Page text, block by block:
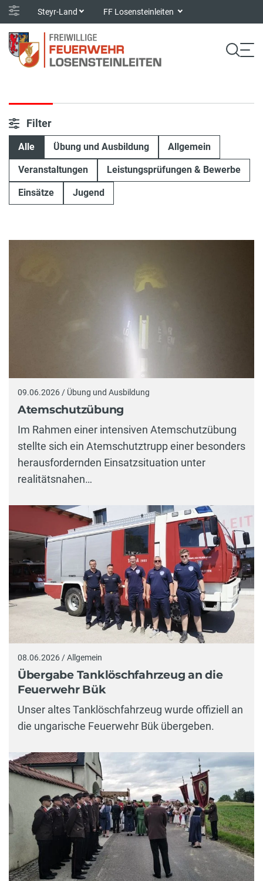
Steyr-Land FF Losensteinleiten
Filter
Alle Übung und Ausbildung Allgemein
Veranstaltungen Leistungsprüfungen & Bewerbe
Einsätze Jugend
09.06.2026 / Übung und Ausbildung
Atemschutzübung
Im Rahmen einer intensiven Atemschutzübung
stellte sich ein Atemschutztrupp einer besonders
herausfordernden Einsatzsituation unter
realitätsnahen…
08.06.2026 / Allgemein
Übergabe Tanklöschfahrzeug an die
Feuerwehr Bük
Unser altes Tanklöschfahrzeug wurde offiziell an
die ungarische Feuerwehr Bük übergeben.